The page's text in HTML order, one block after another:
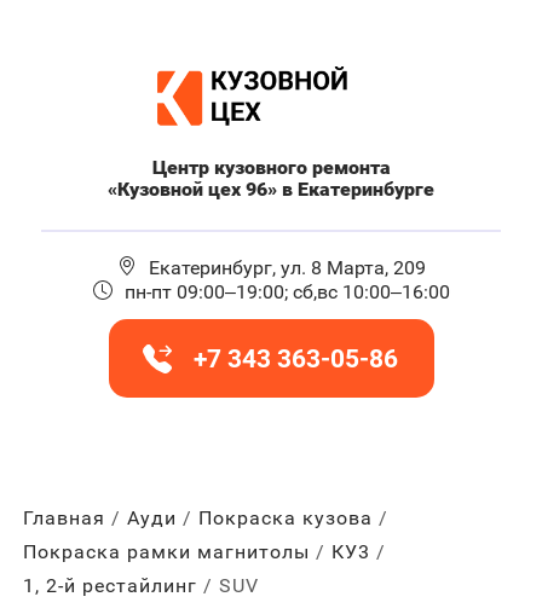
Центр кузовного ремонта
«Кузовной цех 96» в Екатеринбурге
Екатеринбург, ул. 8 Марта, 209
пн-пт 09:00–19:00; сб,вс 10:00–16:00
+7 343 363-05-86
Главная Ауди
Покраска кузова
Покраска рамки магнитолы
КУ3
1, 2-й рестайлинг
SUV